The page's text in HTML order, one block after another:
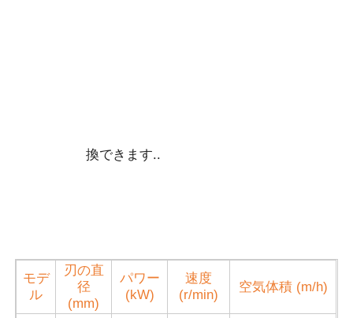
換できます..
モデ
ル
刃の直
径
(mm)
パワー
(kW)
速度
(r/min)
空気体積 (m/h)